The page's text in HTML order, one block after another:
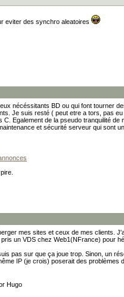
eviter des synchro aleatoires
nécéssitants BD ou qui font tourner
Je suis resté ( peut etre a tors, pas
Egalement de la pseudo tranquilité de
et sécurité serveur qui sont
mes sites et ceux de mes clients.
un VDS chez Web1(NFrance) pour
pas sur que ça joue trop. Sinon, un
IP (je crois) poserait des problèmes
Hugo